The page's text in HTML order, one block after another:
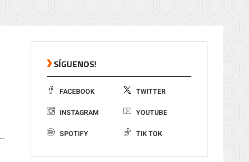
SÍGUENOS!
FACEBOOK TWITTER
INSTAGRAM YOUTUBE
SPOTIFY TIK TOK